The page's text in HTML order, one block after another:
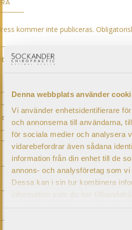
Denna webbplats använder
Vi använder enhetsidentifierare
och annonserna till användarna,
för sociala medier och analysera
vidarebefordrar även sådana
information från din enhet till de
annons- och analysföretag som vi
Dessa kan i sin tur kombinera
information som du har
kommer inte publiceras.